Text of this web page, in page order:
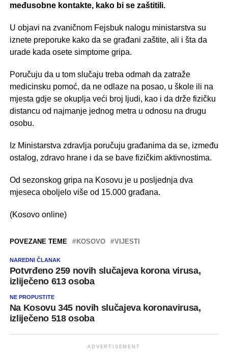
međusobne kontakte, kako bi se zaštitili.
U objavi na zvaničnom Fejsbuk nalogu ministarstva su
iznete preporuke kako da se građani zaštite, ali i šta da
urade kada osete simptome gripa.
Poručuju da u tom slučaju treba odmah da zatraže
medicinsku pomoć, da ne odlaze na posao, u škole ili na
mjesta gdje se okuplja veći broj ljudi, kao i da drže fizičku
distancu od najmanje jednog metra u odnosu na drugu
osobu.
Iz Ministarstva zdravlja poručuju građanima da se, između
ostalog, zdravo hrane i da se bave fizičkim aktivnostima.
Od sezonskog gripa na Kosovu je u posljednja dva
mjeseca oboljelo više od 15.000 građana.
(Kosovo online)
POVEZANE TEME KOSOVO VIJESTI
NAREDNI ČLANAK
Potvrđeno 259 novih slučajeva korona virusa,
izliječeno 613 osoba
NE PROPUSTITE
Na Kosovu 345 novih slučajeva koronavirusa,
izliječeno 518 osoba
ADVERTISEMENT